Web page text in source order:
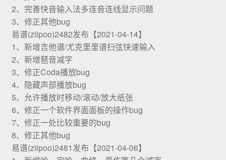
2、完善快音输入法多连音连线显示问题
3、修正其他bug
易谱(ziipoo)2482发布【2021-04-14】
1、新增吉他谱/尤克里里谱扫弦快速输入
2、新增琶音减字
3、修正Coda播放bug
4、隐藏声部播放bug
5、允许播放时移动/滚动/放大纸张
6、修正一个软件界面面板的操作bug
7、修正一处比较重要的bug
8、修正其他bug
易谱(ziipoo)2481发布【2021-04-06】